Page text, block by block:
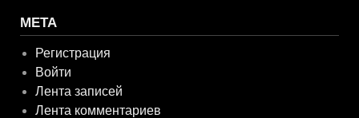
МЕТА
Регистрация
Войти
Лента записей
Лента комментариев